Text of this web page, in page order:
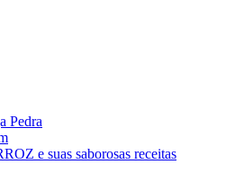
Pedra
e suas saborosas receitas